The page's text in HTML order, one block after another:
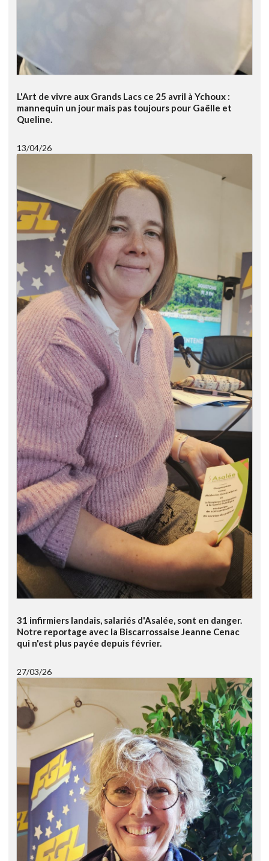
L'Art de vivre aux Grands Lacs ce 25 avril à Ychoux :
mannequin un jour mais pas toujours pour Gaëlle et
Queline.
13/04/26
31 infirmiers landais, salariés d'Asalée, sont en danger.
Notre reportage avec la Biscarrossaise Jeanne Cenac
qui n'est plus payée depuis février.
27/03/26